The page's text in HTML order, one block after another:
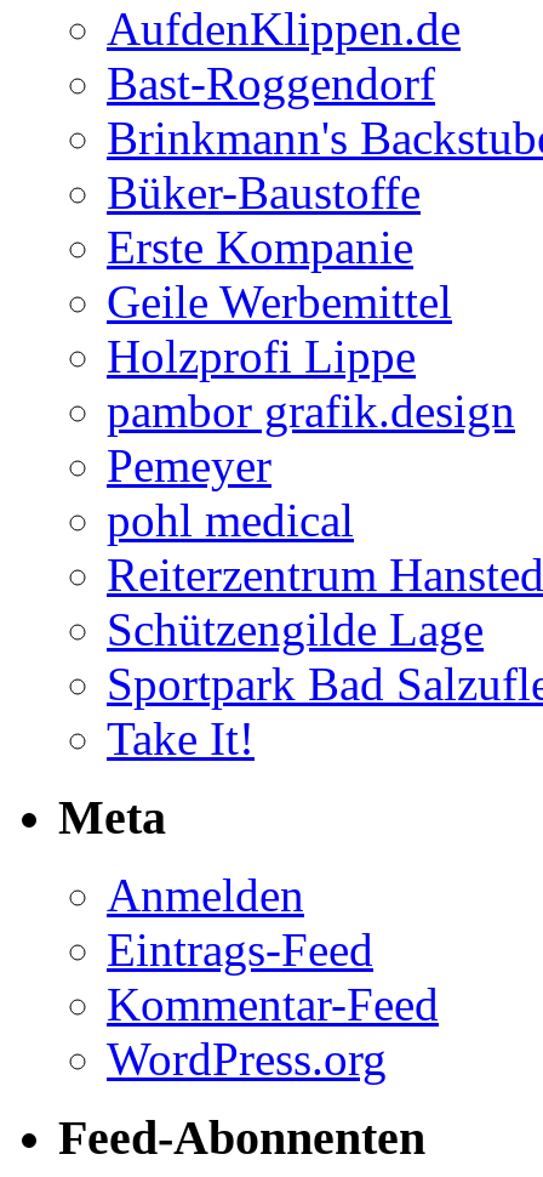
AufdenKlippen.de
Bast-Roggendorf
Brinkmann's
Büker-Baustoffe
Erste Kompanie
Geile Werbemittel
Holzprofi Lippe
pambor grafik.design
Pemeyer
pohl medical
Reiterzentrum
Schützengilde Lage
Sportpark Bad
Take It!
Meta
Anmelden
Eintrags-Feed
Kommentar-Feed
WordPress.org
Feed-Abonnenten